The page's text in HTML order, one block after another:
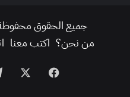
جميع الحقوق محفوظة
من نحن؟ اكتب معنا
فيسبوك